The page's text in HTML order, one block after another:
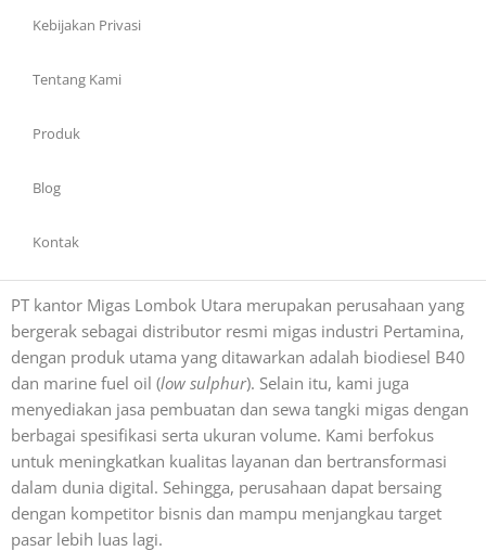
Kebijakan Privasi
Tentang Kami
Produk
Blog
Kontak
PT kantor Migas Lombok Utara merupakan perusahaan yang
bergerak sebagai distributor resmi migas industri Pertamina,
dengan produk utama yang ditawarkan adalah biodiesel B40
dan marine fuel oil (low sulphur). Selain itu, kami juga
menyediakan jasa pembuatan dan sewa tangki migas dengan
berbagai spesifikasi serta ukuran volume. Kami berfokus
untuk meningkatkan kualitas layanan dan bertransformasi
dalam dunia digital. Sehingga, perusahaan dapat bersaing
dengan kompetitor bisnis dan mampu menjangkau target
pasar lebih luas lagi.